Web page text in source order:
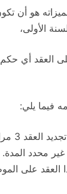
هو أن
الأولى،
العقد أي
فيما يلي:
إذا
محدد المدة.
العقد على